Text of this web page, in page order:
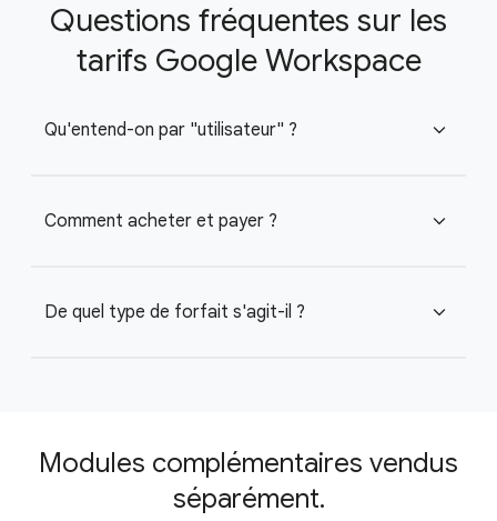
Questions fréquentes sur les
tarifs Google Workspace
Qu'entend-on par "utilisateur" ? expand_more
Comment acheter et payer ? expand_more
De quel type de forfait s'agit-il ? expand_more
Modules complémentaires vendus
séparément.